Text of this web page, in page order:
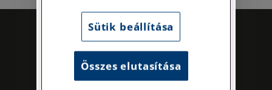
Címünk: 1087 Budapest, Hungária körút
30/A. 8. emelet. Pontos megközelítési
menüpont alatt érhető el.
Az energiatudatos és fenntartható
Sütik beállítása
Összes elutasítása